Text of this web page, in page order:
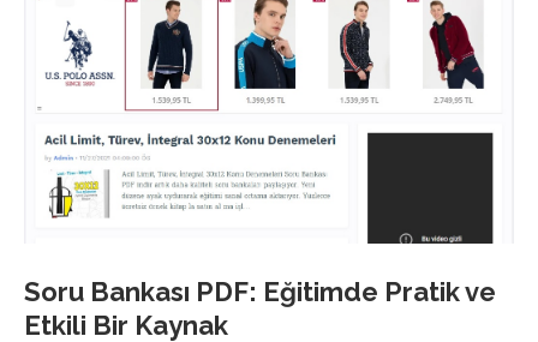
Soru Bankası PDF: Eğitimde Pratik ve
Etkili Bir Kaynak